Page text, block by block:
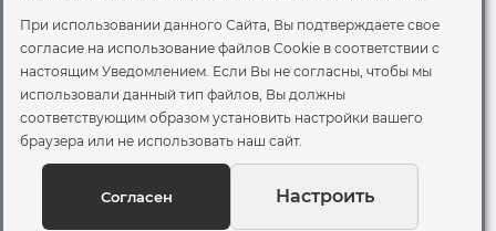
Офис
Москва, ул. Вятская, 49с1
© 2026 Стройхолдинг | г. Москва
Договор оферта
Политика конфиденциальности
Вы можете отозвать своё согласие, написав на
При использовании данного Сайта, Вы подтверждаете свое
согласие на использование файлов Cookie в соответствии с
настоящим Уведомлением. Если Вы не согласны, чтобы мы
использовали данный тип файлов, Вы должны
соответствующим образом установить настройки вашего
браузера или не использовать наш сайт.
Согласен Настроить